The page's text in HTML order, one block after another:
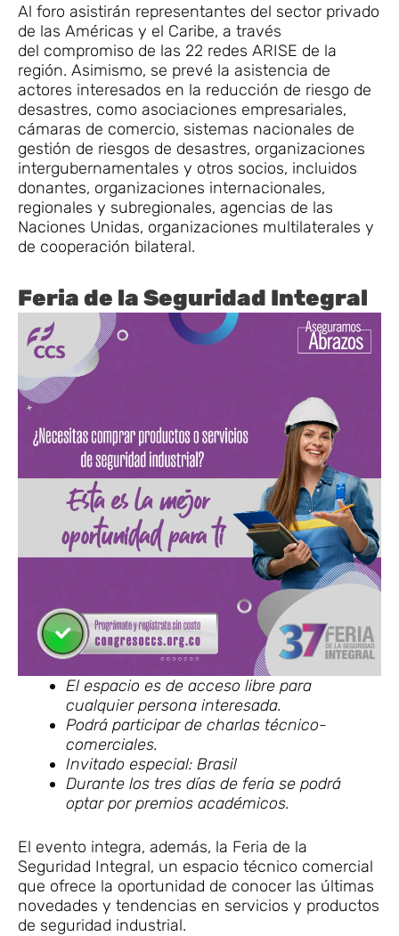
Al foro asistirán representantes del sector privado
de las Américas y el Caribe, a través
del compromiso de las 22 redes ARISE de la
región. Asimismo, se prevé la asistencia de
actores interesados en la reducción de riesgo de
desastres, como asociaciones empresariales,
cámaras de comercio, sistemas nacionales de
gestión de riesgos de desastres, organizaciones
intergubernamentales y otros socios, incluidos
donantes, organizaciones internacionales,
regionales y subregionales, agencias de las
Naciones Unidas, organizaciones multilaterales y
de cooperación bilateral.
Feria de la Seguridad Integral
El espacio es de acceso libre para
cualquier persona interesada.
Podrá participar de charlas técnico-
comerciales.
Invitado especial: Brasil
Durante los tres días de feria se podrá
optar por premios académicos.
El evento integra, además, la Feria de la
Seguridad Integral, un espacio técnico comercial
que ofrece la oportunidad de conocer las últimas
novedades y tendencias en servicios y productos
de seguridad industrial.